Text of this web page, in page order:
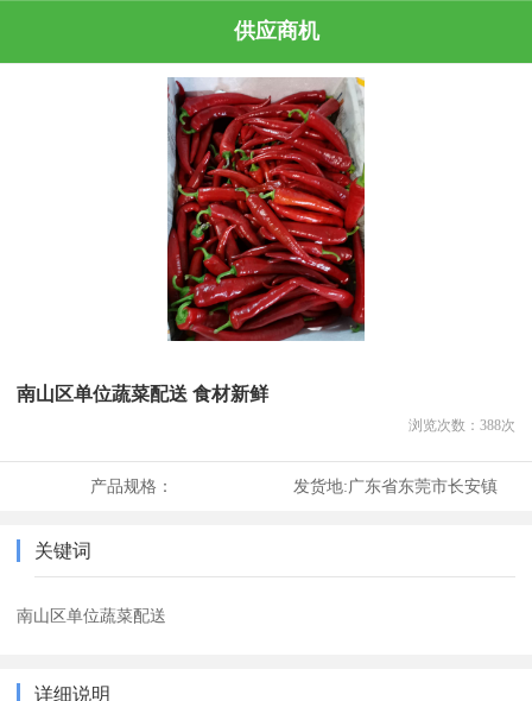
供应商机
南山区单位蔬菜配送 食材新鲜
浏览次数： 388次
产品规格： 发货地:广东省东莞市长安镇
关键词
南山区单位蔬菜配送
详细说明